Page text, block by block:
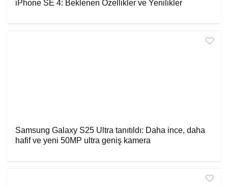
iPhone SE 4: Beklenen Özellikler ve Yenilikler
Samsung Galaxy S25 Ultra tanıtıldı: Daha ince, daha
hafif ve yeni 50MP ultra geniş kamera